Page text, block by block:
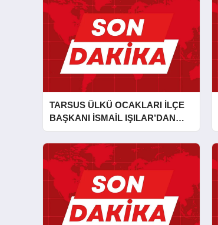
TARSUS ÜLKÜ OCAKLARI İLÇE
BAŞKANI İSMAİL IŞILAR’DAN
İLKYARDIM EĞİTİCİ EĞİTMENİ
MURAT CAN FİDAN’A ZİYARET